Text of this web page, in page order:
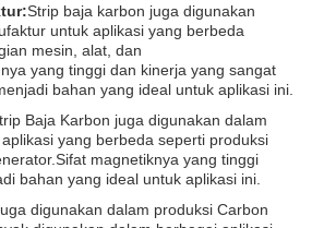
Strip baja karbon juga digunakan
untuk aplikasi yang berbeda
mesin, alat, dan
yang tinggi dan kinerja yang sangat
bahan yang ideal untuk aplikasi ini.
Baja Karbon juga digunakan dalam
yang berbeda seperti produksi
magnetiknya yang tinggi
bahan yang ideal untuk aplikasi ini.
digunakan dalam produksi Carbon